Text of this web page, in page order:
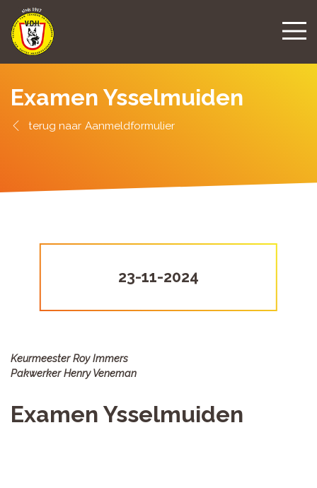
Examen Ysselmuiden
Aanmeldformulier
23-11-2024
Keurmeester Roy Immers
Pakwerker Henry Veneman
Examen Ysselmuiden